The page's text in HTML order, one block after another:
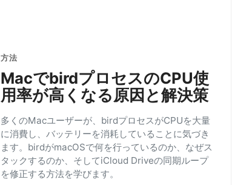
方法
MacでbirdプロセスのCPU使
用率が高くなる原因と解決策
多くのMacユーザーが、birdプロセスがCPUを大量
に消費し、バッテリーを消耗していることに気づき
ます。birdがmacOSで何を行っているのか、なぜス
タックするのか、そしてiCloud Driveの同期ループ
を修正する方法を学びます。